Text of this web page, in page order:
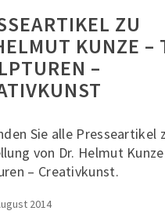
ZU
KUNZE –
–
Sie alle Presseartikel
von Dr. Helmut
– Creativkunst.
2014